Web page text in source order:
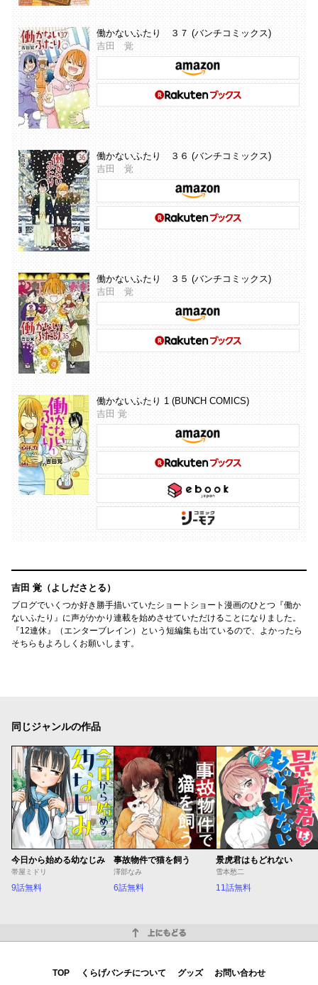
働かないふたり ３７ (バンチコミックス)
吉田 覚
働かないふたり ３６ (バンチコミックス)
吉田 覚
働かないふたり ３５ (バンチコミックス)
吉田 覚
働かないふたり 1 (BUNCH COMICS)
吉田 覚
吉田 覚（よしださとる）
ブログでいくつか好き勝手描いていたショートショート漫画のひとつ『働か
ないふたり』に声がかかり連載を始めさせていただけることになりました。
『12連休』（エンターブレイン）という短編集も出ているので、よかったら
そちらもよろしくお願いします。
同じジャンルの作品
今日から始める幼なじみ
帯屋ミドリ
9話無料
事故物件で猫を飼う
澤部なみ
6話無料
景虎君はもどれない
雪本愁二
11話無料
TOP くらげバンチについて グッズ お問い合わせ